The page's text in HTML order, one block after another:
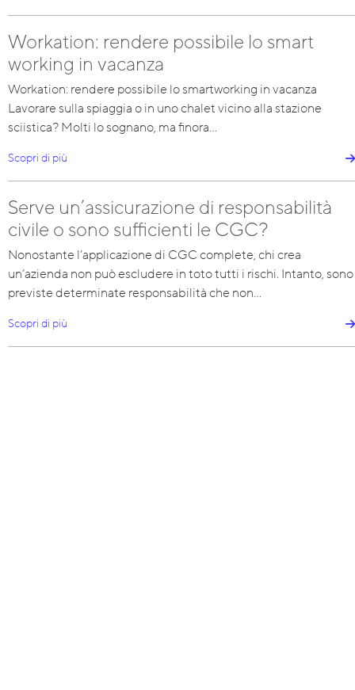
Workation: rendere possibile lo smart
working in vacanza
Workation: rendere possibile lo smartworking in vacanza
Lavorare sulla spiaggia o in uno chalet vicino alla stazione
sciistica? Molti lo sognano, ma finora…
Scopri di più
Serve un’assicurazione di responsabilità
civile o sono sufficienti le CGC?
Nonostante l’applicazione di CGC complete, chi crea
un’azienda non può escludere in toto tutti i rischi. Intanto, sono
previste determinate responsabilità che non…
Scopri di più